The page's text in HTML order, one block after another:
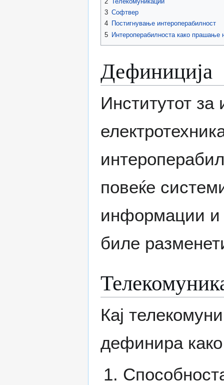
3 Софтвер
4 Постигнување интероперабилност
5 Интероперабилноста како прашање
Дефиниција
Институтот
повеќе
информации и
биле
Кај
дефинира